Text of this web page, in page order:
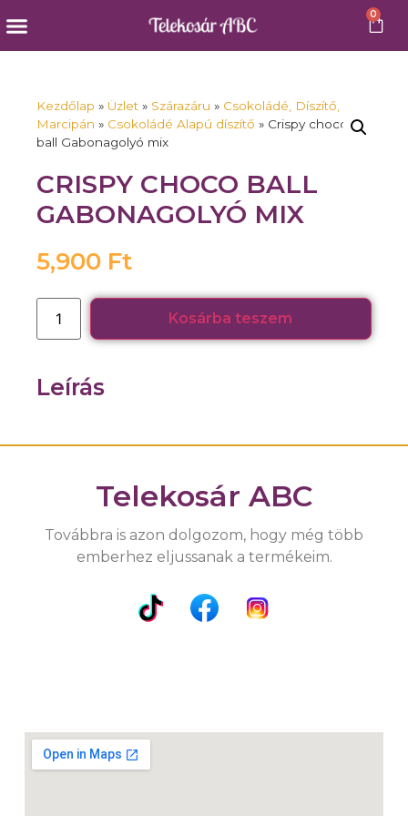
0
Kezdőlap » Üzlet » Szárazáru » Csokoládé, Díszítő,
Marcipán » Csokoládé Alapú díszítő » Crispy choco
ball Gabonagolyó mix
CRISPY CHOCO BALL
GABONAGOLYÓ MIX
5,900 Ft
Kosárba teszem
Leírás
Telekosár ABC
Továbbra is azon dolgozom, hogy még több
emberhez eljussanak a termékeim.